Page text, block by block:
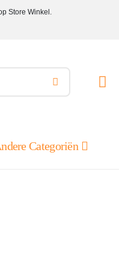
Store Winkel.
Categoriën